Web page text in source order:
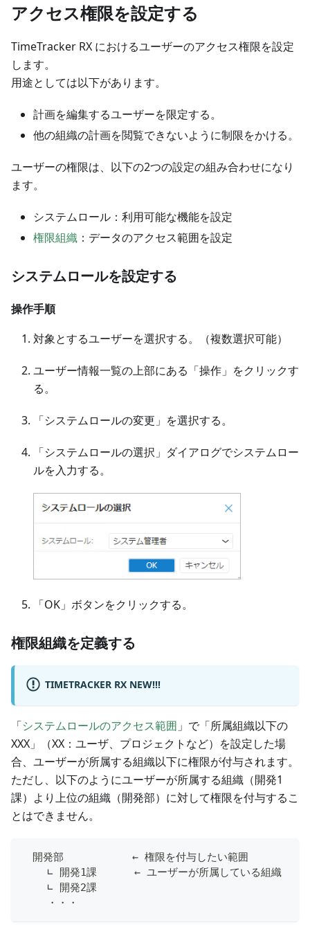
アクセス権限を設定する
TimeTracker RX におけるユーザーのアクセス権限を設定
します。
用途としては以下があります。
計画を編集するユーザーを限定する。
他の組織の計画を閲覧できないように制限をかける。
ユーザーの権限は、以下の2つの設定の組み合わせになり
ます。
システムロール：利用可能な機能を設定
権限組織 ：データのアクセス範囲を設定
システムロールを設定する
操作手順
対象とするユーザーを選択する。（複数選択可能）
ユーザー情報一覧の上部にある「操作」をクリックす
る。
「システムロールの変更」を選択する。
「システムロールの選択」ダイアログでシステムロー
ルを入力する。
「OK」ボタンをクリックする。
権限組織を定義する
TIMETRACKER RX NEW!!!
「システムロールのアクセス範囲 」で「所属組織以下の
XXX」（XX：ユーザ、プロジェクトなど）を設定した場
合、ユーザーが所属する組織以下に権限が付与されます。
ただし、以下のようにユーザーが所属する組織（開発1
課）より上位の組織（開発部）に対して権限を付与するこ
とはできません。
開発部           ← 権限を付与したい範囲
    ∟ 開発1課      ← ユーザーが所属している組織
    ∟ 開発2課
    ・・・